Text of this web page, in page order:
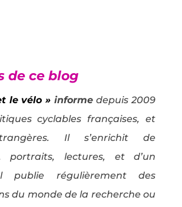
de ce blog
le vélo » informe depuis 2009
cyclables françaises, et
Il s’enrichit de
portraits, lectures, et d’un
publie régulièrement des
du monde de la recherche ou